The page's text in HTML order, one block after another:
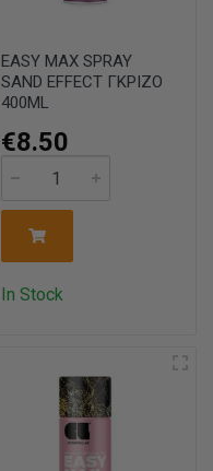
EASY MAX SPRAY
SAND EFFECT ΓΚΡΙΖΟ
400ML
€8.50
In Stock